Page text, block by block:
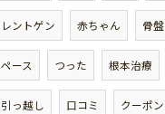
レントゲン 赤ちゃん 骨盤
ペース つった 根本治療
引っ越し 口コミ クーポン